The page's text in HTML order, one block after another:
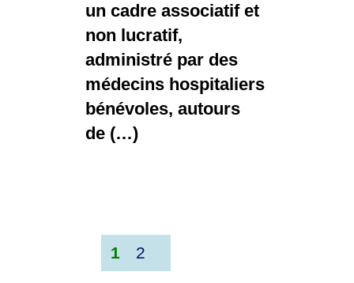
un cadre associatif et
non lucratif,
administré par des
médecins hospitaliers
bénévoles, autours
de (…)
1 2